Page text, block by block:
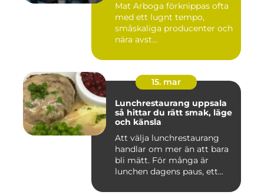
Mat Arboga förknippas ofta
med ett lugnt tempo,
småskaliga producenter och
nära avst...
15. mar
Lunchrestaurang uppsala
så hittar du rätt smak, läge
och känsla
Att välja lunchrestaurang
handlar om mer än att bara
bli mätt. För många är
lunchen dagens paus, ett...